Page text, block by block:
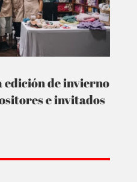
edición de invierno
e invitados